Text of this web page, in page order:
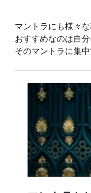
マントラにも様々な
おすすめなのは自
そのマントラに集中